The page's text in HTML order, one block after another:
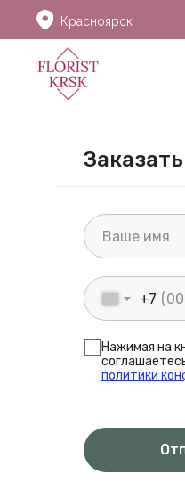
Красноярск
+7
Нажимая на
политики